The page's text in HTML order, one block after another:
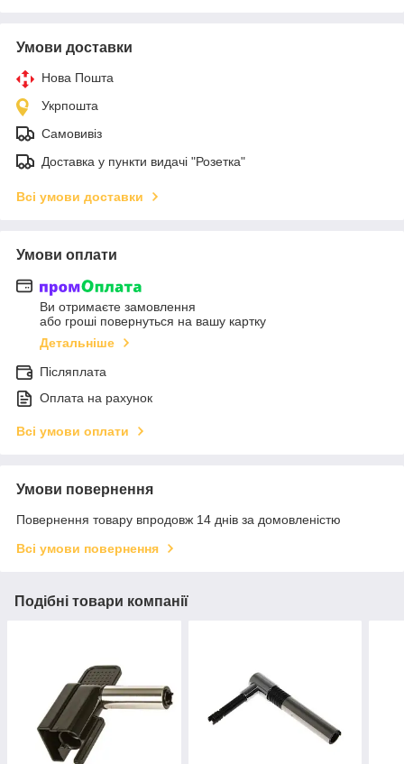
Умови доставки
Нова Пошта
Укрпошта
Самовивіз
Доставка у пункти видачі "Розетка"
Всі умови доставки
Умови оплати
Ви отримаєте замовлення
або гроші повернуться на вашу картку
Детальніше
Післяплата
Оплата на рахунок
Всі умови оплати
Умови повернення
Повернення товару впродовж 14 днів за домовленістю
Всі умови повернення
Подібні товари компанії